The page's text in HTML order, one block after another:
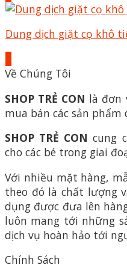
Dung dịch giặt cọ khô
Về Chúng Tôi
SHOP TRẺ CON là đơn
mua bán các sản phẩm
SHOP TRẺ CON cung
cho các bé trong giai
Với nhiều mặt hàng,
theo đó là chất lượng
dụng được đưa lên
luôn mang tới những
dịch vụ hoàn hảo tới
Chính Sách